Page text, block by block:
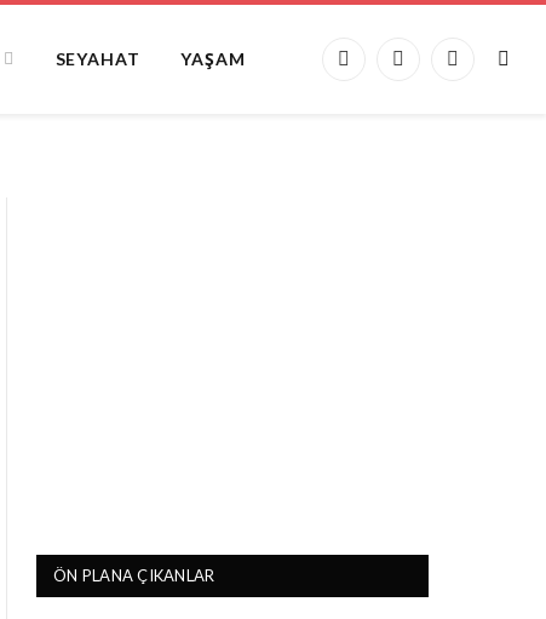
SEYAHAT YAŞAM
Facebook
X
Instagram
ÖN PLANA ÇIKANLAR